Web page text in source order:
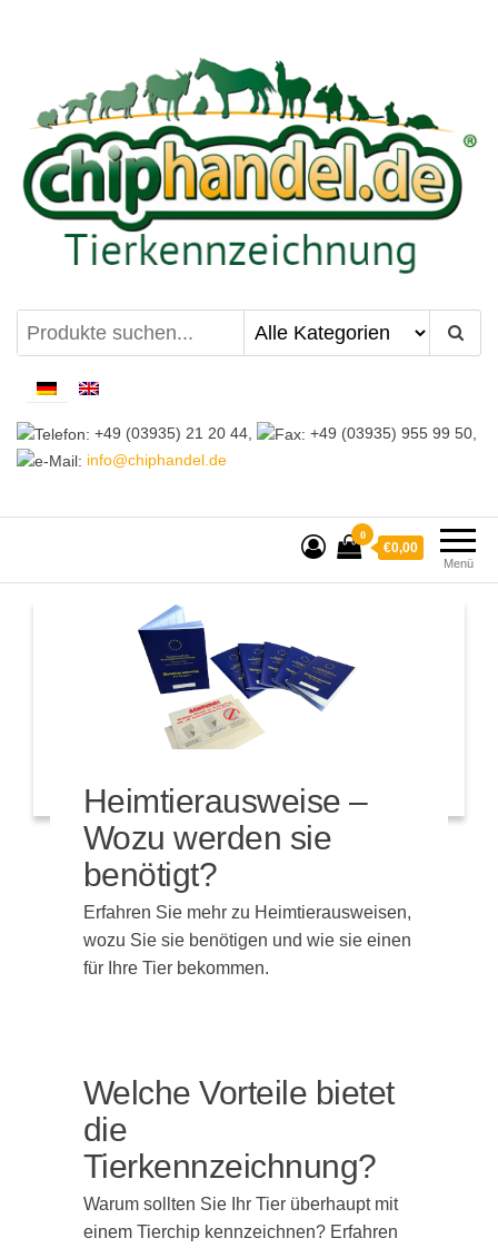
chiphandel.de
+49 (03935) 21 20 44,
+49 (03935) 955 99 50,
info@chiphandel.de
Menü
0
€0,00
Heimtierausweise –
Wozu werden sie
benötigt?
Erfahren Sie mehr zu Heimtierausweisen,
wozu Sie sie benötigen und wie sie einen
für Ihre Tier bekommen.
Welche Vorteile bietet
die
Tierkennzeichnung?
Warum sollten Sie Ihr Tier überhaupt mit
einem Tierchip kennzeichnen? Erfahren